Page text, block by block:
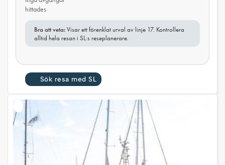
hittades
Bra att veta: Visar ett förenklat urval av linje 17. Kontrollera
alltid hela resan i SL:s reseplanerare.
Sök resa med SL